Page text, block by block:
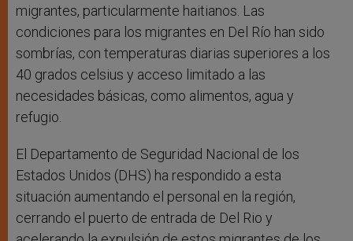
migrantes, particularmente haitianos. Las
condiciones para los migrantes en Del Río han sido
sombrías, con temperaturas diarias superiores a los
40 grados celsius y acceso limitado a las
necesidades básicas, como alimentos, agua y
refugio.
El Departamento de Seguridad Nacional de los
Estados Unidos (DHS) ha respondido a esta
situación aumentando el personal en la región,
cerrando el puerto de entrada de Del Rio y